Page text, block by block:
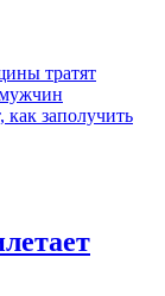
тратят
мужчин
как заполучить